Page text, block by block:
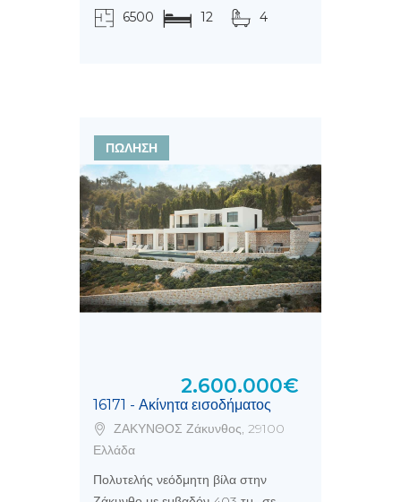
6500 12 4
ΠΩΛΗΣΗ
16171 - Ακίνητα εισοδήματος
2.600.000€
ΖΑΚΥΝΘΟΣ Ζάκυνθος, 29100
Ελλάδα
Πολυτελής νεόδμητη βίλα στην